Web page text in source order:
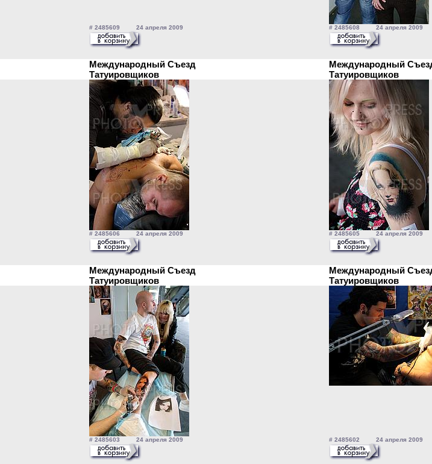
# 2485609 24 апреля 2009 # 2485608 24 апреля 2009
Международный Съезд
Татуировщиков
Международный
Татуировщиков
# 2485606 24 апреля 2009 # 2485605 24 апреля 2009
Международный Съезд
Татуировщиков
Международный
Татуировщиков
# 2485603 24 апреля 2009 # 2485602 24 апреля 2009